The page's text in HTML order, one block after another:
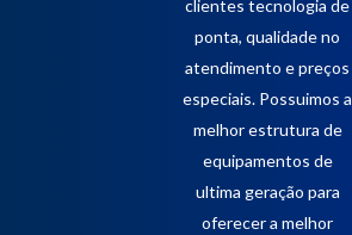
clientes tecnologia de
ponta, qualidade no
atendimento e preços
especiais. Possuimos a
melhor estrutura de
equipamentos de
ultima geração para
oferecer a melhor